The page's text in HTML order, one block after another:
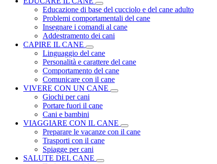
Educazione di base del cucciolo e del cane adulto
Problemi comportamentali del cane
Insegnare i comandi al cane
Addestramento dei cani
CAPIRE IL CANE
Linguaggio del cane
Personalità e carattere del cane
Comportamento del cane
Comunicare con il cane
VIVERE CON UN CANE
Giochi per cani
Portare fuori il cane
Cani e bambini
VIAGGIARE CON IL CANE
Preparare le vacanze con il cane
Trasporti con il cane
Spiagge per cani
SALUTE DEL CANE